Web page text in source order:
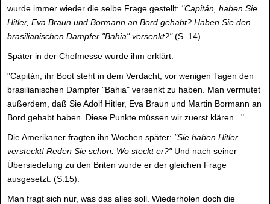
wurde immer wieder die selbe Frage gestellt: "Capitán, haben Sie
Hitler, Eva Braun und Bormann an Bord gehabt? Haben Sie den
brasilianischen Dampfer "Bahia" versenkt?"(S. 14).
Später in der Chefmesse wurde ihm erklärt:
"Capitán, ihr Boot steht in dem Verdacht, vor wenigen Tagen den
brasilianischen Dampfer "Bahia" versenkt zu haben. Man vermutet
außerdem, daß Sie Adolf Hitler, Eva Braun und Martin Bormann an
Bord gehabt haben. Diese Punkte müssen wir zuerst klären..."
Die Amerikaner fragten ihn Wochen später: "Sie haben Hitler
versteckt! Reden Sie schon. Wo steckt er?"Und nach seiner
Übersiedelung zu den Briten wurde er der gleichen Frage
ausgesetzt. (S.15).
Man fragt sich nur, was das alles soll. Wiederholen doch die